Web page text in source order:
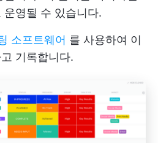
영될 수 있습니다.
소프트웨어 를 사용하여 이
기록합니다.